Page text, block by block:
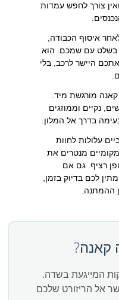
צורך לחפש עמדות
איסוף הכבודה,
בשלט עם שמכם. הוא
אתכם היישר לרכב, בלי
מורגשת מיד.
נקיים וממוזגים
בדרך אל המלון.
עלולות לחוות
מנטרים את
רציף. גם אם
לכם בדיוק בזמן,
ההמתנה.
קאנה?
המייגעת בשדה.
אל הריזורט שלכם